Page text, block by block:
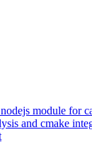
module for
and cmake